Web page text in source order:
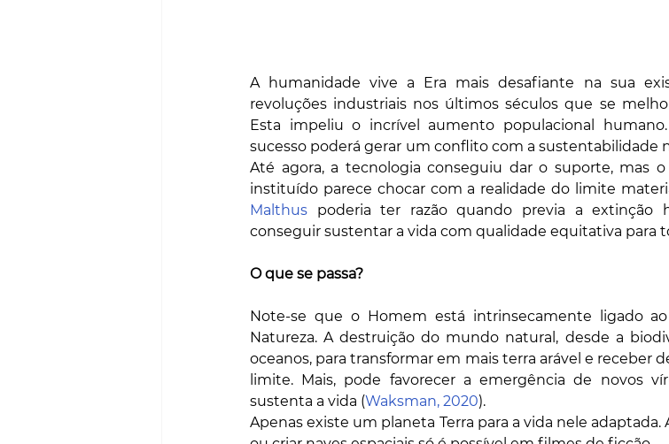
A humanidade vive a Era mais desafiante na sua
revoluções industriais nos últimos séculos que se
Esta impeliu o incrível aumento populacional
sucesso poderá gerar um conflito com a sustentabilidade
Até agora, a tecnologia conseguiu dar o suporte, mas
instituído parece chocar com a realidade do limite
Malthus poderia ter razão quando previa a extinção
conseguir sustentar a vida com qualidade equitativa para
O que se passa?
Note-se que o Homem está intrinsecamente ligado
Natureza. A destruição do mundo natural, desde a
oceanos, para transformar em mais terra arável e receber
limite. Mais, pode favorecer a emergência de novos
sustenta a vida (Waksman, 2020).
Apenas existe um planeta Terra para a vida nele